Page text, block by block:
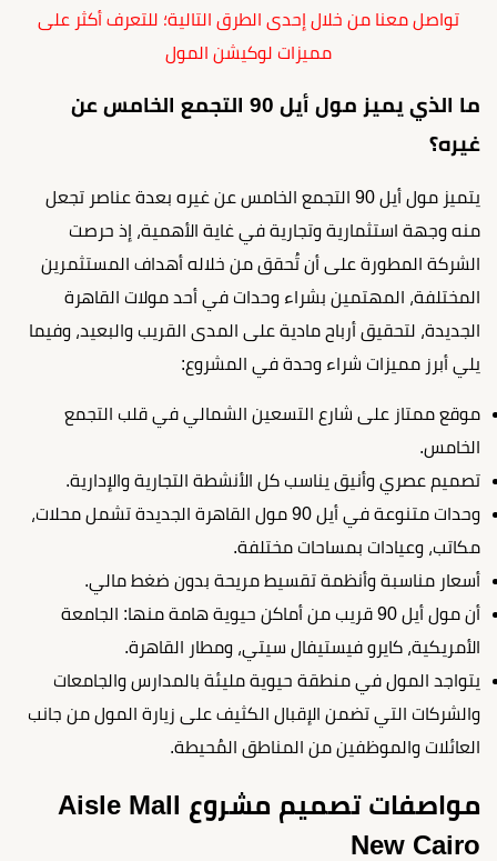
تواصل معنا من خلال إحدى الطرق التالية؛ للتعرف أكثر على
مميزات لوكيشن المول
ما الذي يميز مول أيل 90 التجمع الخامس عن
غيره؟
يتميز مول أيل 90 التجمع الخامس عن غيره بعدة عناصر تجعل
منه وجهة استثمارية وتجارية في غاية الأهمية، إذ حرصت
الشركة المطورة على أن تُحقق من خلاله أهداف المستثمرين
المختلفة، المهتمين بشراء وحدات في أحد مولات القاهرة
الجديدة، لتحقيق أرباح مادية على المدى القريب والبعيد، وفيما
يلي أبرز مميزات شراء وحدة في المشروع:
موقع ممتاز على شارع التسعين الشمالي في قلب التجمع
الخامس.
تصميم عصري وأنيق يناسب كل الأنشطة التجارية والإدارية.
وحدات متنوعة في أيل 90 مول القاهرة الجديدة تشمل محلات،
مكاتب، وعيادات بمساحات مختلفة.
أسعار مناسبة وأنظمة تقسيط مريحة بدون ضغط مالي.
أن مول أيل 90 قريب من أماكن حيوية هامة منها: الجامعة
الأمريكية، كايرو فيستيفال سيتي، ومطار القاهرة.
يتواجد المول في منطقة حيوية مليئة بالمدارس والجامعات
والشركات التي تضمن الإقبال الكثيف على زيارة المول من جانب
العائلات والموظفين من المناطق المُحيطة.
مواصفات تصميم مشروع Aisle Mall
New Cairo